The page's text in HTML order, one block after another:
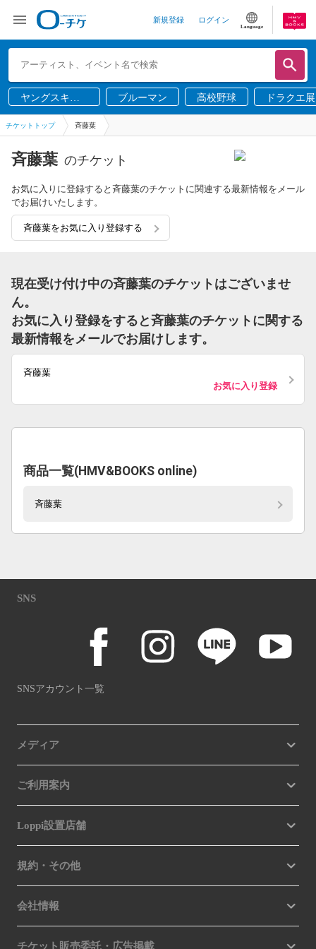
新規登録 ログイン
Language
ヤングスキニ
ー
ブルーマン 高校野球 ドラクエ展
チケットトップ 斉藤葉
斉藤葉 のチケット
お気に入りに登録すると斉藤葉のチケットに関連する最新情報をメール
でお届けいたします。
斉藤葉をお気に入り登録する
現在受け付け中の斉藤葉のチケットはございませ
ん。
お気に入り登録をすると斉藤葉のチケットに関する
最新情報をメールでお届けします。
斉藤葉
お気に入り登録
商品一覧(HMV&BOOKS online)
斉藤葉
SNS
SNSアカウント一覧
メディア
ご利用案内
Loppi設置店舗
規約・その他
会社情報
チケット販売委託・広告掲載